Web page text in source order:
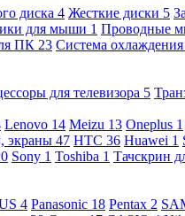
диска 4 Жесткие диски 5
для мыши 1 Проводные
ПК 23 Система охлаждения
для телевизора 5
Lenovo 14 Meizu 13 Oneplus 1
экраны 47 HTC 36 Huawei 1
Sony 1 Toshiba 1 Тачскрин
4 Panasonic 18 Pentax 2